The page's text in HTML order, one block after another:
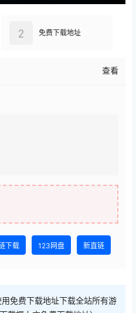
免费下载地址
2
查看
下载 123网盘 新直链
免费下载地址下载全站所有游